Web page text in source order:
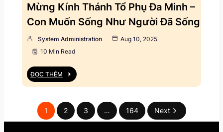
Mừng Kính Thánh Tổ Phụ Đa Minh –
Con Muốn Sống Như Người Đã Sống
System Administration
Aug 10, 2025
10 Min Read
ĐỌC THÊM
1 2 3 … 164 Next